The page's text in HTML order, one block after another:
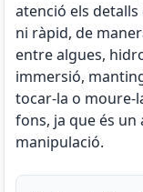
atenció els
ni ràpid, de
entre algues,
immersió,
tocar-la o moure-
fons, ja que és un
manipulació.